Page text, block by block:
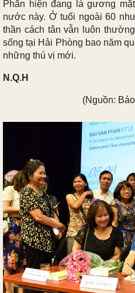
Phấn hiện đang là gương
nước này. Ở tuổi ngoài 60
thần cách tân vẫn luôn
sống tại Hải Phòng bao năm
những thú vị mới.
N.Q.H
(Nguồn: